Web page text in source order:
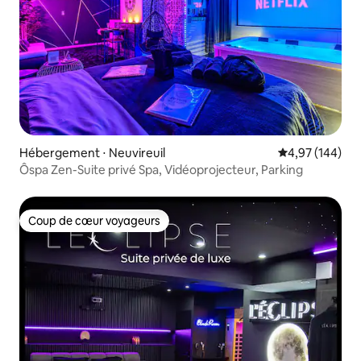
Hébergement ⋅ Neuvireuil Évaluation
4,97 (144)
Ôspa Zen-Suite privé Spa, Vidéoprojecteur, Parking
Coup de cœur voyageurs
Coup de cœur voyageurs